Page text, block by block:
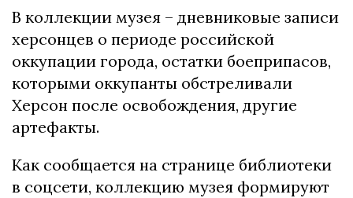
В коллекции музея – дневниковые записи
херсонцев о периоде российской
оккупации города, остатки боеприпасов,
которыми оккупанты обстреливали
Херсон после освобождения, другие
артефакты.
Как сообщается на странице библиотеки
в соцсети, коллекцию музея формируют